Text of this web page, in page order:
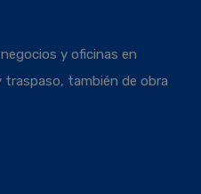
y oficinas en
traspaso, también de obra